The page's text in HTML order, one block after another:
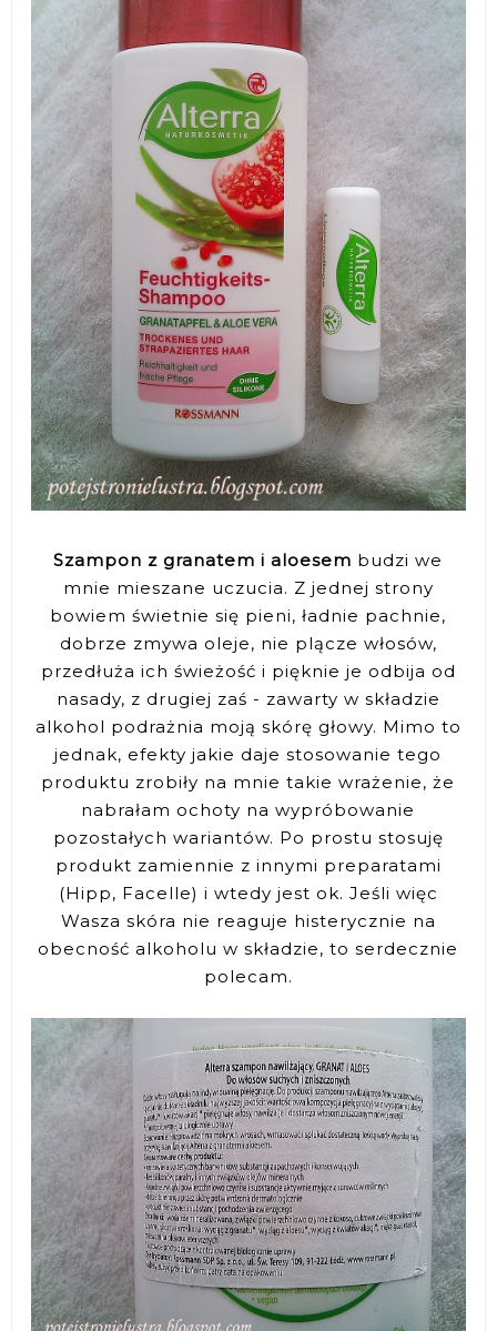
Szampon z granatem i aloesem budzi we
mnie mieszane uczucia. Z jednej strony
bowiem świetnie się pieni, ładnie pachnie,
dobrze zmywa oleje, nie plącze włosów,
przedłuża ich świeżość i pięknie je odbija od
nasady, z drugiej zaś - zawarty w składzie
alkohol podrażnia moją skórę głowy. Mimo to
jednak, efekty jakie daje stosowanie tego
produktu zrobiły na mnie takie wrażenie, że
nabrałam ochoty na wypróbowanie
pozostałych wariantów. Po prostu stosuję
produkt zamiennie z innymi preparatami
(Hipp, Facelle) i wtedy jest ok. Jeśli więc
Wasza skóra nie reaguje histerycznie na
obecność alkoholu w składzie, to serdecznie
polecam.